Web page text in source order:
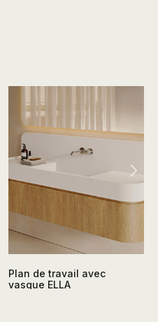
Plan de travail avec
vasque ELLA